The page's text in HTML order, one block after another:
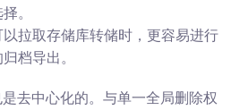
。
拉取存储库转储时，更容易进行
档导出。
去中心化的。与单一全局删除权